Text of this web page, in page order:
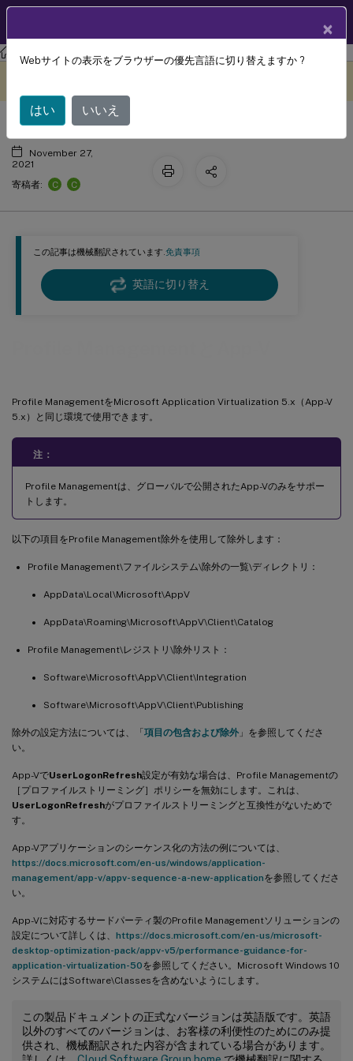
Profile Management Profile Management 2106
この記事は機械翻訳されています.免責事項
英語に切り替え
Profile ManagementをMicrosoft Application Virtualization 5.x（App-V
5.x）と同じ環境で使用できます。
注：
Profile Managementは、グローバルで公開されたApp-Vのみをサポー
トします。
以下の項目をProfile Management除外を使用して除外します：
Profile Management\ファイルシステム\除外の一覧\ディレクトリ：
AppData\Local\Microsoft\AppV
AppData\Roaming\Microsoft\AppV\Client\Catalog
Profile Management\レジストリ\除外リスト：
Software\Microsoft\AppV\Client\Integration
Software\Microsoft\AppV\Client\Publishing
除外の設定方法については、「項目の包含および除外 」を参照してくださ
い。
App-VでUserLogonRefresh設定が有効な場合は、Profile Managementの
［プロファイルストリーミング］ポリシーを無効にします。これは、
UserLogonRefreshがプロファイルストリーミングと互換性がないためで
す。
App-Vアプリケーションのシーケンス化の方法の例については、
https://docs.microsoft.com/en-us/windows/application-
management/app-v/appv-sequence-a-new-applicationを参照してくださ
い。
App-Vに対応するサードパーティ製のProfile Managementソリューションの
設定について詳しくは、 https://docs.microsoft.com/en-us/microsoft-
desktop-optimization-pack/appv-v5/performance-guidance-for-
application-virtualization-50を参照してください。Microsoft Windows 10
システムにはSoftware\Classesを含めないようにします。
この製品ドキュメントの正式なバージョンは英語版です。英語
以外のすべてのバージョンは、お客様の利便性のためにのみ提
供され、機械翻訳された内容が含まれている場合があります。
Profile ManagementとApp-V
November 27,
2021
寄稿者:
C C
×
Webサイトの表示をブラウザーの優先言語に切り替えますか ?
はい いいえ